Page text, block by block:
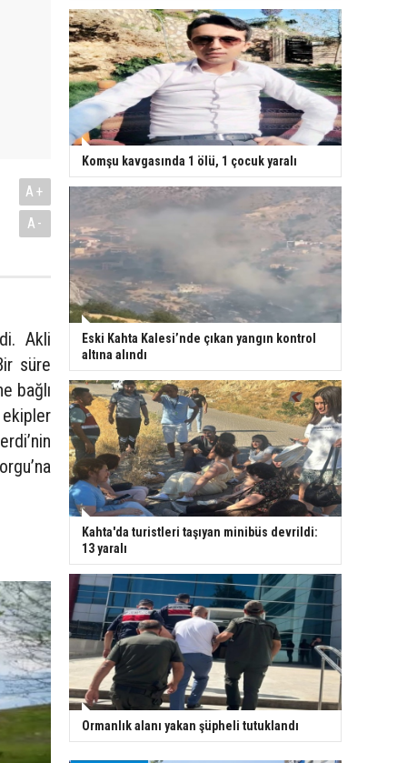
A+
A-
Akli
süre
bağlı
Komşu kavgasında 1 ölü, 1 çocuk yaralı
Eski Kahta Kalesi’nde çıkan yangın kontrol
altına alındı
Kahta'da turistleri taşıyan minibüs devrildi:
13 yaralı
Ormanlık alanı yakan şüpheli tutuklandı